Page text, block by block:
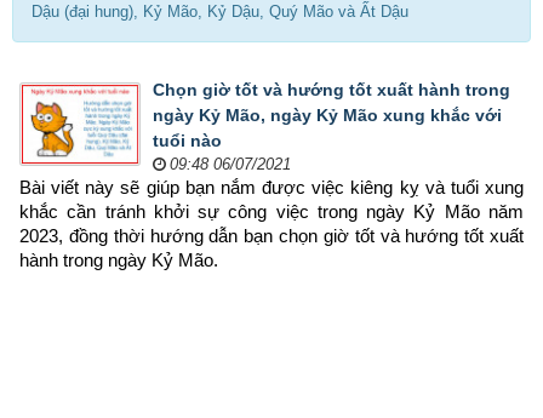
Dậu (đại hung), Kỷ Mão, Kỷ Dậu, Quý Mão và Ất Dậu
Chọn giờ tốt và hướng tốt xuất hành trong
ngày Kỷ Mão, ngày Kỷ Mão xung khắc với
tuổi nào
09:48 06/07/2021
Bài viết này sẽ giúp bạn nắm được việc kiêng kỵ và tuổi xung
khắc cần tránh khởi sự công việc trong ngày Kỷ Mão năm
2023, đồng thời hướng dẫn bạn chọn giờ tốt và hướng tốt xuất
hành trong ngày Kỷ Mão.